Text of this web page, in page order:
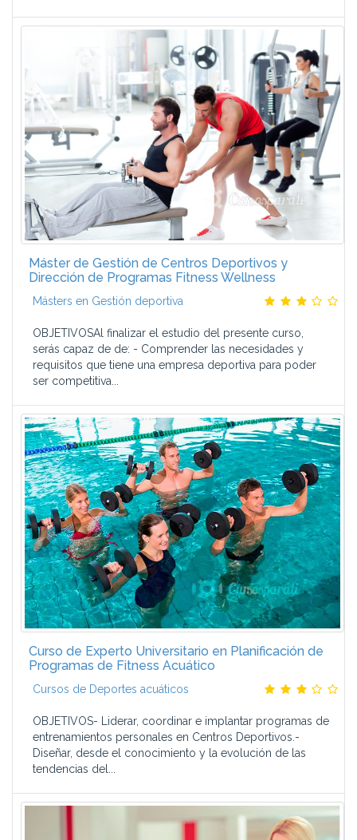
Máster de Gestión de Centros Deportivos y
Dirección de Programas Fitness Wellness
Másters en Gestión deportiva
OBJETIVOSAl finalizar el estudio del presente curso,
serás capaz de de: - Comprender las necesidades y
requisitos que tiene una empresa deportiva para poder
ser competitiva...
Curso de Experto Universitario en Planificación de
Programas de Fitness Acuático
Cursos de Deportes acuáticos
OBJETIVOS- Liderar, coordinar e implantar programas de
entrenamientos personales en Centros Deportivos.-
Diseñar, desde el conocimiento y la evolución de las
tendencias del...